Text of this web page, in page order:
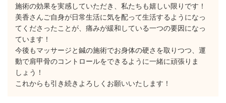
施術の効果を実感していただき、私たちも嬉しい限りです！
美香さんご自身が日常生活に気を配って生活するようになっ
てくださったことが、痛みが緩和している一つの要因になっ
ています！
今後もマッサージと鍼の施術でお身体の硬さを取りつつ、運
動で肩甲骨のコントロールをできるように一緒に頑張りま
しょう！
これからも引き続きよろしくお願いいたします！